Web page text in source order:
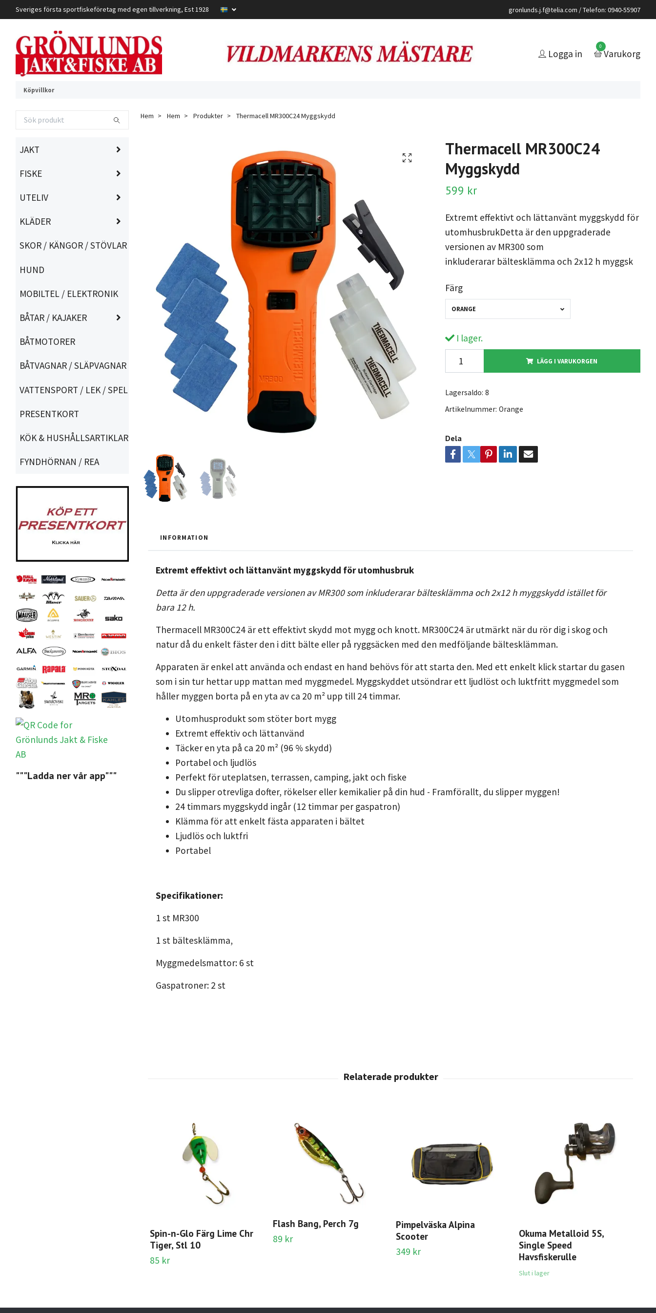
Sveriges första sportfiskeföretag med egen tillverkning, Est 1928 gronlunds.j.f@telia.com / Telefon: 0940-55907
Logga in
0
Varukorg
Köpvillkor
JAKT
FISKE
UTELIV
KLÄDER
SKOR / KÄNGOR / STÖVLAR
HUND
MOBILTEL / ELEKTRONIK
BÅTAR / KAJAKER
BÅTMOTORER
BÅTVAGNAR / SLÄPVAGNAR
VATTENSPORT / LEK / SPEL
PRESENTKORT
KÖK & HUSHÅLLSARTIKLAR
FYNDHÖRNAN / REA
"""Ladda ner vår app"""
Hem Hem Produkter Thermacell MR300C24 Myggskydd
Thermacell MR300C24
Myggskydd
599 kr
Extremt effektivt och lättanvänt myggskydd för
utomhusbrukDetta är den uppgraderade
versionen av MR300 som
inkluderarar bältesklämma och 2x12 h myggsk
Färg
ORANGE
I lager.
LÄGG I VARUKORGEN
Lagersaldo: 8
Artikelnummer: Orange
Dela
INFORMATION
Extremt effektivt och lättanvänt myggskydd för utomhusbruk
Detta är den uppgraderade versionen av MR300 som inkluderarar bältesklämma och 2x12 h myggskydd istället för
bara 12 h.
Thermacell MR300C24 är ett effektivt skydd mot mygg och knott. MR300C24 är utmärkt när du rör dig i skog och
natur då du enkelt fäster den i ditt bälte eller på ryggsäcken med den medföljande bältesklämman.
Apparaten är enkel att använda och endast en hand behövs för att starta den. Med ett enkelt klick startar du gasen
som i sin tur hettar upp mattan med myggmedel. Myggskyddet utsöndrar ett ljudlöst och luktfritt myggmedel som
håller myggen borta på en yta av ca 20 m² upp till 24 timmar.
Utomhusprodukt som stöter bort mygg
Extremt effektiv och lättanvänd
Täcker en yta på ca 20 m² (96 % skydd)
Portabel och ljudlös
Perfekt för uteplatsen, terrassen, camping, jakt och fiske
Du slipper otrevliga dofter, rökelser eller kemikalier på din hud - Framförallt, du slipper myggen!
24 timmars myggskydd ingår (12 timmar per gaspatron)
Klämma för att enkelt fästa apparaten i bältet
Ljudlös och luktfri
Portabel
Specifikationer:
1 st MR300
1 st bältesklämma,
Myggmedelsmattor: 6 st
Gaspatroner: 2 st
Spin-n-Glo Färg Lime Chr
Tiger, Stl 10
85 kr
Flash Bang, Perch 7g
89 kr
Pimpelväska Alpina
Scooter
349 kr
Okuma Metalloid 5S,
Single Speed
Havsfiskerulle
Slut i lager